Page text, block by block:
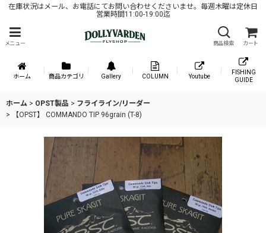
在庫状況はメール、お電話にてお問い合わせくださいませ。毎週木曜は定休日
営業時間11:00-19:00迄
メニュー 商品検索 カート
ホーム 商品カテゴリ Gallery COLUMN Youtube
FISHING
GUIDE
ホーム > OPST製品 > フライライン/リーダー
>
【OPST】 COMMANDO TIP 96grain (T-8)